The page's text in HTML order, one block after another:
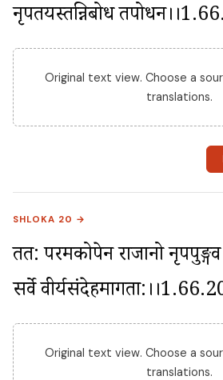
नृपतयस्तन्निबोध
Original text view. Choose a
translations.
SHLOKA 20 →
तत: परमकोपेन राजानो
सर्वे
Original text view. Choose a
translations.